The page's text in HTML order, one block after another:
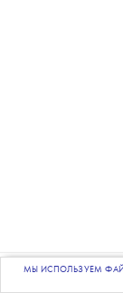
МЫ ИСПОЛЬЗУЕМ